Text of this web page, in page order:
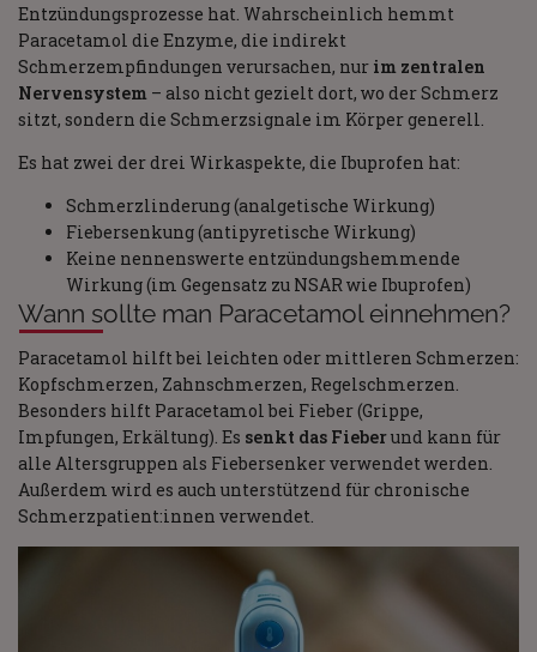
Entzündungsprozesse hat. Wahrscheinlich hemmt
Paracetamol die Enzyme, die indirekt
Schmerzempfindungen verursachen, nur im zentralen
Nervensystem – also nicht gezielt dort, wo der Schmerz
sitzt, sondern die Schmerzsignale im Körper generell.
Es hat zwei der drei Wirkaspekte, die Ibuprofen hat:
Schmerzlinderung (analgetische Wirkung)
Fiebersenkung (antipyretische Wirkung)
Keine nennenswerte entzündungshemmende
Wirkung (im Gegensatz zu NSAR wie Ibuprofen)
Wann sollte man Paracetamol einnehmen?
Paracetamol hilft bei leichten oder mittleren Schmerzen:
Kopfschmerzen, Zahnschmerzen, Regelschmerzen.
Besonders hilft Paracetamol bei Fieber (Grippe,
Impfungen, Erkältung). Es senkt das Fieberund kann für
alle Altersgruppen als Fiebersenker verwendet werden.
Außerdem wird es auch unterstützend für chronische
Schmerzpatient:innen verwendet.